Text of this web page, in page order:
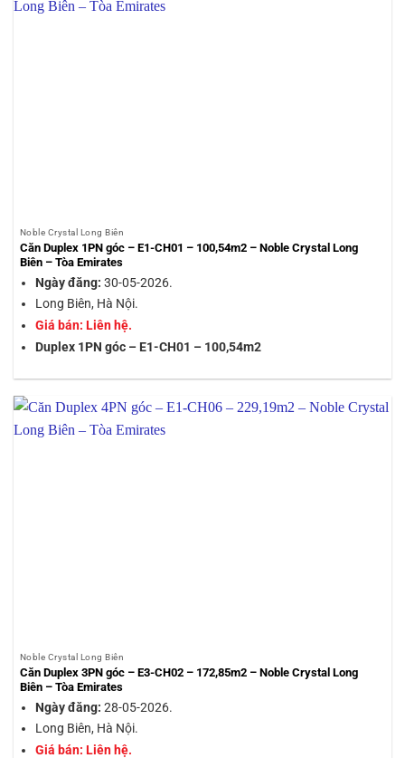
Noble Crystal Long Biên
Căn Duplex 1PN góc – E1-CH01 – 100,54m2 – Noble Crystal Long
Biên – Tòa Emirates
Ngày đăng: 30-05-2026.
Long Biên, Hà Nội.
Giá bán: Liên hệ.
Duplex 1PN góc – E1-CH01 – 100,54m2
Noble Crystal Long Biên
Căn Duplex 3PN góc – E3-CH02 – 172,85m2 – Noble Crystal Long
Biên – Tòa Emirates
Ngày đăng: 28-05-2026.
Long Biên, Hà Nội.
Giá bán: Liên hệ.